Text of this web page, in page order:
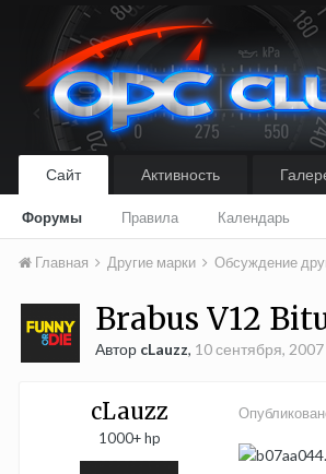
Сайт
Форумы Правила Календарь
Активность
Главная Другие марки Обсуждение
Brabus V12
Автор cLauzz, 10 сентября, 2007
cLauzz
1000+ hp